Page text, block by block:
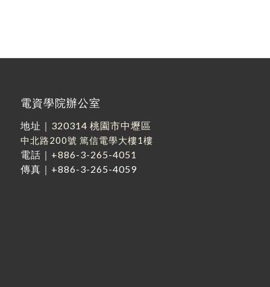
電資學院辦公室
地址｜ 320314 桃園市中壢區
中北路200號 篤信電學大樓1樓
電話｜ +886-3-265-4051
傳真｜+886-3-265-4059